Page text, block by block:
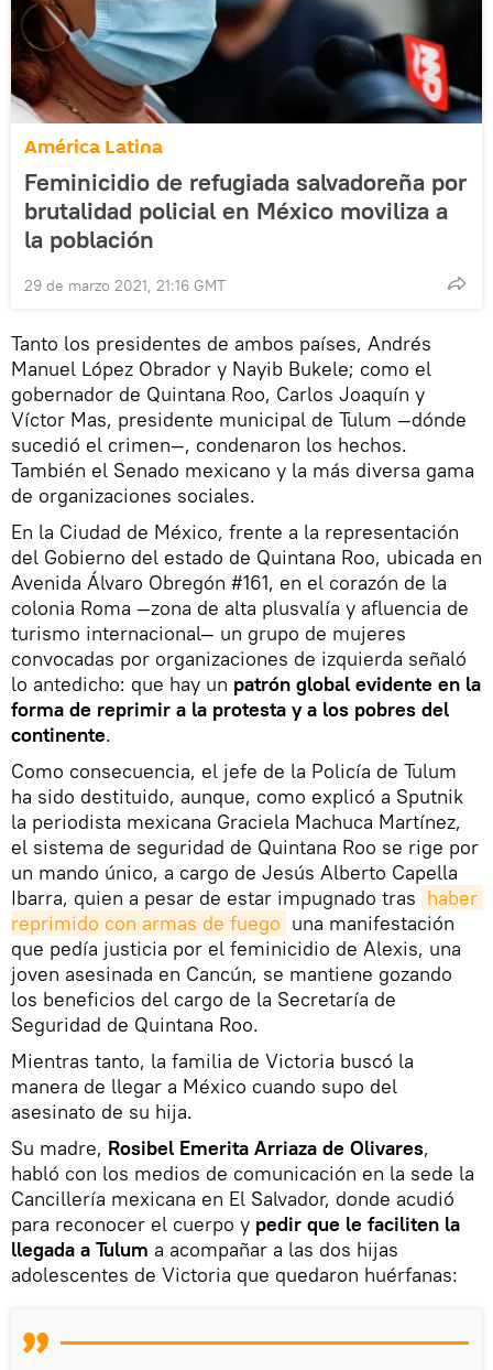
América Latina
Feminicidio de refugiada salvadoreña por
brutalidad policial en México moviliza a
la población
29 de marzo 2021, 21:16 GMT
Tanto los presidentes de ambos países, Andrés
Manuel López Obrador y Nayib Bukele; como el
gobernador de Quintana Roo, Carlos Joaquín y
Víctor Mas, presidente municipal de Tulum —dónde
sucedió el crimen—, condenaron los hechos.
También el Senado mexicano y la más diversa gama
de organizaciones sociales.
En la Ciudad de México, frente a la representación
del Gobierno del estado de Quintana Roo, ubicada en
Avenida Álvaro Obregón #161, en el corazón de la
colonia Roma —zona de alta plusvalía y afluencia de
turismo internacional— un grupo de mujeres
convocadas por organizaciones de izquierda señaló
lo antedicho: que hay un patrón global evidente en la
forma de reprimir a la protesta y a los pobres del
continente.
Como consecuencia, el jefe de la Policía de Tulum
ha sido destituido, aunque, como explicó a Sputnik
la periodista mexicana Graciela Machuca Martínez,
el sistema de seguridad de Quintana Roo se rige por
un mando único, a cargo de Jesús Alberto Capella
Ibarra, quien a pesar de estar impugnado tras haber
reprimido con armas de fuego una manifestación
que pedía justicia por el feminicidio de Alexis, una
joven asesinada en Cancún, se mantiene gozando
los beneficios del cargo de la Secretaría de
Seguridad de Quintana Roo.
Mientras tanto, la familia de Victoria buscó la
manera de llegar a México cuando supo del
asesinato de su hija.
Su madre, Rosibel Emerita Arriaza de Olivares,
habló con los medios de comunicación en la sede la
Cancillería mexicana en El Salvador, donde acudió
para reconocer el cuerpo y pedir que le faciliten la
llegada a Tulum a acompañar a las dos hijas
adolescentes de Victoria que quedaron huérfanas: